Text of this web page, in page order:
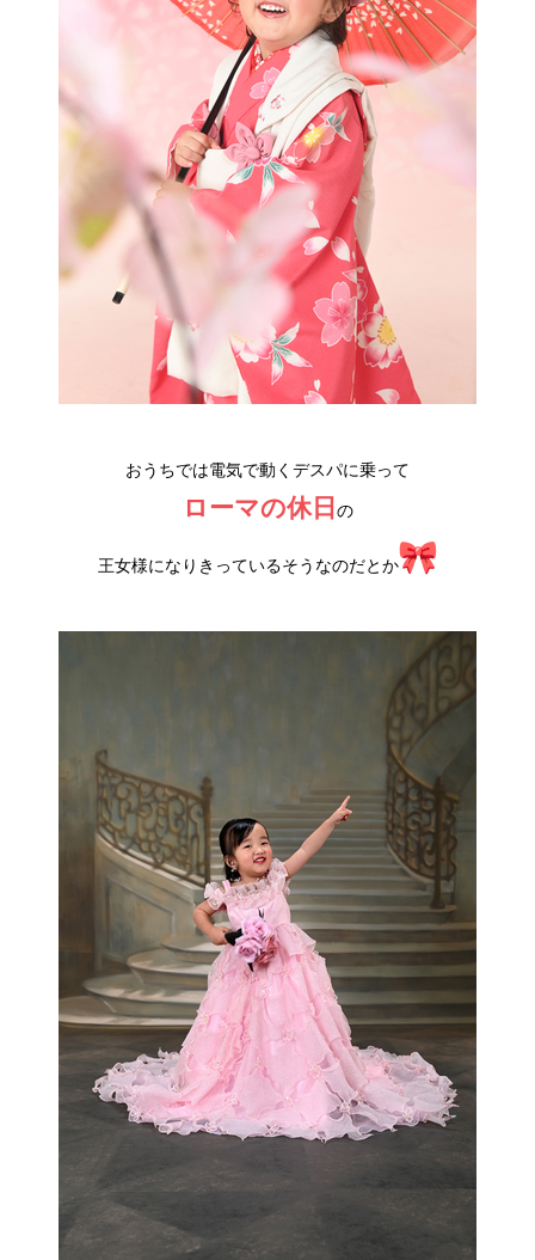
おうちでは電気で動くデスパに乗って
ローマの休日 の
王女様になりきっているそうなのだとか